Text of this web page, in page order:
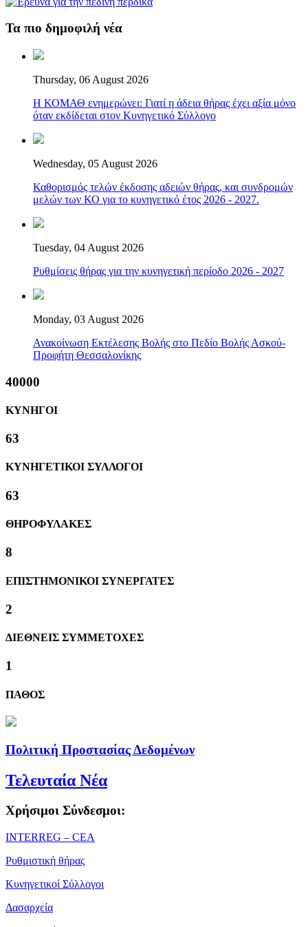
Τα πιο δημοφιλή νέα
Thursday, 06 August 2026
Η ΚΟΜΑΘ ενημερώνει: Γιατί η άδεια θήρας έχει αξία μόνο
όταν εκδίδεται στον Κυνηγετικό Σύλλογο
Wednesday, 05 August 2026
Καθορισμός τελών έκδοσης αδειών θήρας, και συνδρομών
μελών των ΚΟ για το κυνηγετικό έτος 2026 - 2027.
Tuesday, 04 August 2026
Ρυθμίσεις θήρας για την κυνηγετική περίοδο 2026 - 2027
Monday, 03 August 2026
Ανακοίνωση Εκτέλεσης Βολής στο Πεδίο Βολής Ασκού-
Προφήτη Θεσσαλονίκης
40000
ΚΥΝΗΓΟΙ
63
ΚΥΝΗΓΕΤΙΚΟΙ ΣΥΛΛΟΓΟΙ
63
ΘΗΡΟΦΥΛΑΚΕΣ
8
ΕΠΙΣΤΗΜΟΝΙΚΟΙ ΣΥΝΕΡΓΑΤΕΣ
2
ΔΙΕΘΝΕΙΣ ΣΥΜΜΕΤΟΧΕΣ
1
ΠΑΘΟΣ
Πολιτική Προστασίας Δεδομένων
Τελευταία Νέα
Χρήσιμοι Σύνδεσμοι:
ΙΝΤΕRREG – CEA
Ρυθμιστική θήρας
Κυνηγετικοί Σύλλογοι
Δασαρχεία